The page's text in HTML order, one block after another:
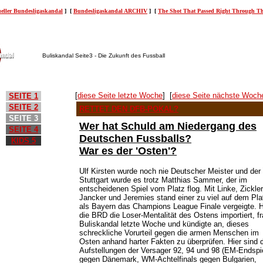
Bundesligaskandal ] [ Bundesligaskandal ARCHIV ] [ The Shot That Passed Right Through
Buliskandal Seite3 - Die Zukunft des Fussball
SEITE 1
SEITE 2
SEITE 3
SEITE 4
KIDS 5
[diese Seite letzte Woche] [diese Seite nächste
RETTET DEN DFB-POKAL?
Wer hat Schuld am Niedergang des
Deutschen Fussballs?
War es der 'Osten'?
Ulf Kirsten wurde noch nie Deutscher Meister und der
Stuttgart wurde es trotz Matthias Sammer, der im
entscheidenen Spiel vom Platz flog. Mit Linke,
Jancker und Jeremies stand einer zu viel auf dem
als Bayern das Champions League Finale vergeigte.
die BRD die Loser-Mentalität des Ostens importiert,
Buliskandal letzte Woche und kündigte an, dieses
schreckliche Vorurteil gegen die armen Menschen im
Osten anhand harter Fakten zu überprüfen. Hier sind
Aufstellungen der Versager 92, 94 und 98 (EM-
gegen Dänemark, WM-Achtelfinals gegen Bulgarien,